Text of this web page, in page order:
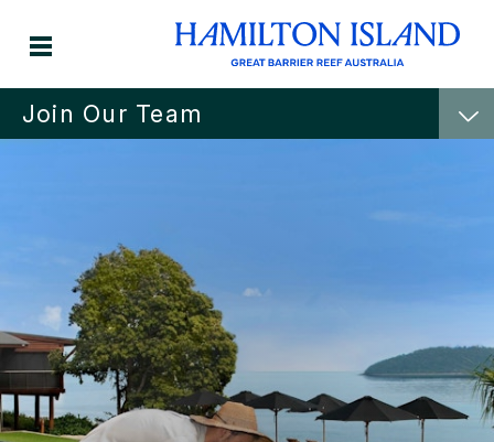
Join Our Team